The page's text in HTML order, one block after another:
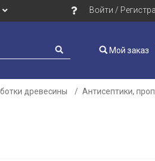
Войти /
Мой заказ
древесины
Антисептики,